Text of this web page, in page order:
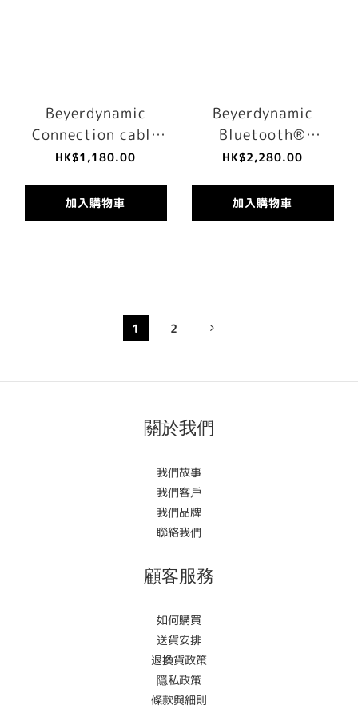
Beyerdynamic
Connection cable
XELENTO (2nd
balanced
(Pentaconn)
HK$1,180.00
加入購物車
Beyerdynamic
Bluetooth®
neckband receiver
(2nd generation)
HK$2,280.00
加入購物車
1 2
關於我們
我們故事
我們客戶
我們品牌
聯絡我們
顧客服務
如何購買
送貨安排
退換貨政策
隱私政策
條款與細則